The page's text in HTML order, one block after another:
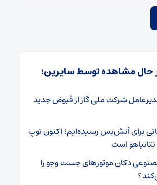
حال مشاهده توسط سایرین؛
شرکت ملی گاز از قبوض جدید
برای آتش‌بس رسیده‌ایم؛ اکنون توپ
است
دکان موتورهای جست وجو را